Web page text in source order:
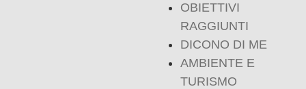
OBIETTIVI
RAGGIUNTI
DICONO DI ME
AMBIENTE E
TURISMO